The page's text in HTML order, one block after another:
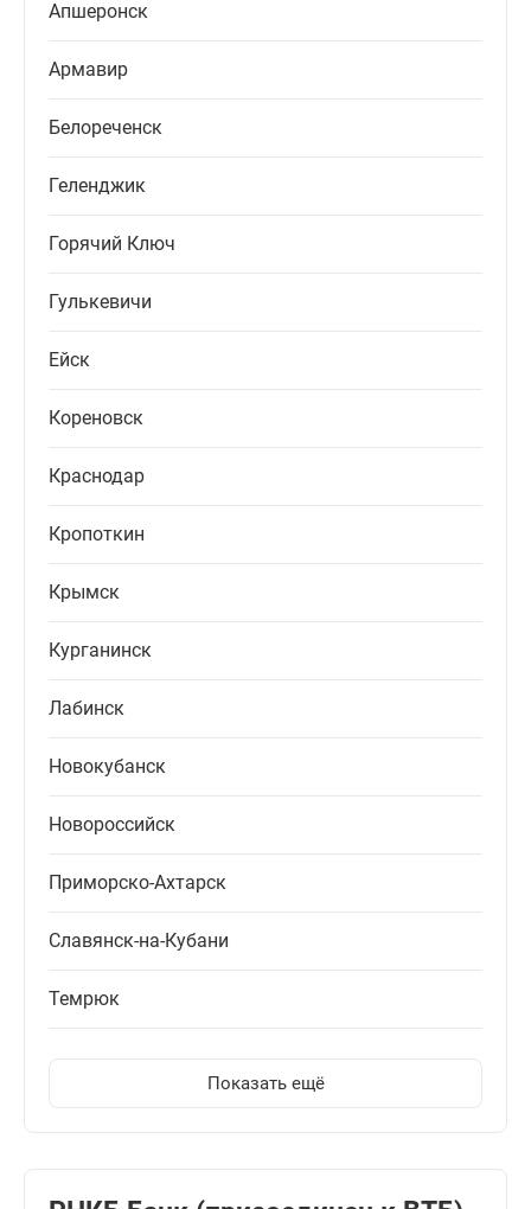
Апшеронск
Армавир
Белореченск
Геленджик
Горячий Ключ
Гулькевичи
Ейск
Кореновск
Краснодар
Кропоткин
Крымск
Курганинск
Лабинск
Новокубанск
Новороссийск
Приморско-Ахтарск
Славянск-на-Кубани
Темрюк
Показать ещё